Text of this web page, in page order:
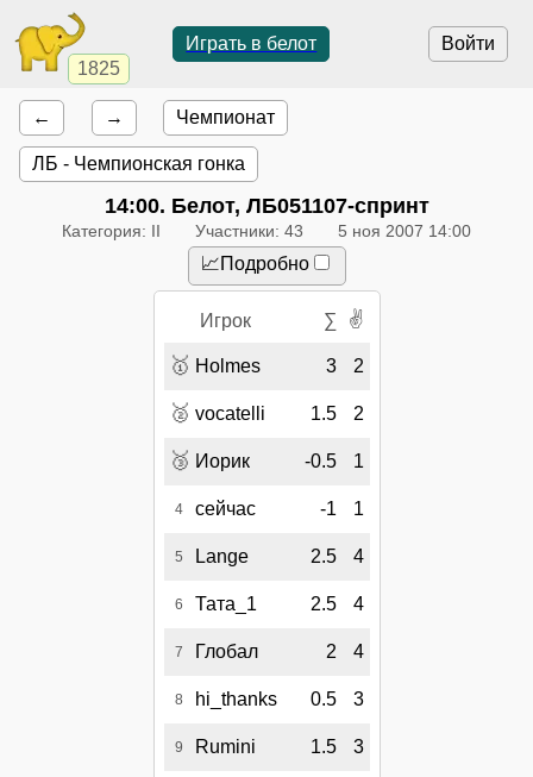
1825
Войти
Играть в белот
← → Чемпионат
ЛБ - Чемпионская гонка
14:00. Белот, ЛБ051107-спринт
Категория: II Участники: 43 5 ноя 2007 14:00
📈Подробно
Игрок ∑ ✌
🥇 Holmes 3 2
🥈 vocatelli 1.5 2
🥉 Иорик -0.5 1
4 сейчас -1 1
5 Lange 2.5 4
6 Тата_1 2.5 4
7 Глобал 2 4
8 hi_thanks 0.5 3
9 Rumini 1.5 3